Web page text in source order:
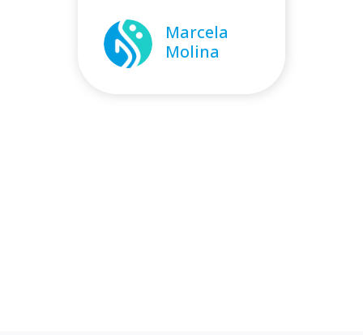
Marcela
Molina